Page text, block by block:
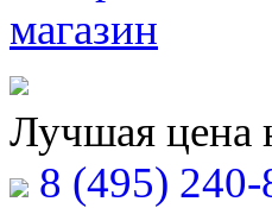
Лучшая
8 (495)